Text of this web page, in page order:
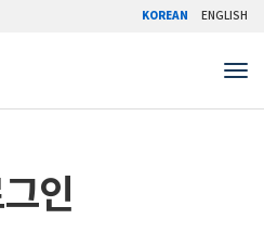
KOREAN ENGLISH
인